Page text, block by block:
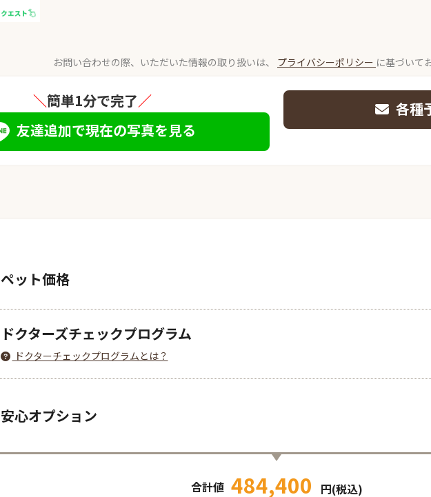
お問い合わせの際、いただいた情報の取り扱いは、 プライバシーポリシー に基づいて
＼簡単1分で完了／
友達追加で現在の写真を見る
各種
ペット価格
ドクターズチェックプログラム
ドクターチェックプログラムとは？
安心オプション
合計値 484,400 円(税込)